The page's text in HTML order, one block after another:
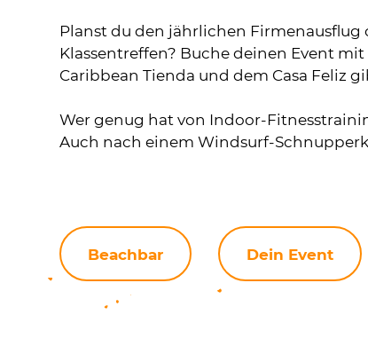
Planst du den jährlichen Firmenausflug
Klassentreffen? Buche deinen Event
Caribbean Tienda und dem Casa Feliz
Wer genug hat von Indoor-
Auch nach einem Windsurf-
Beachbar Dein Event